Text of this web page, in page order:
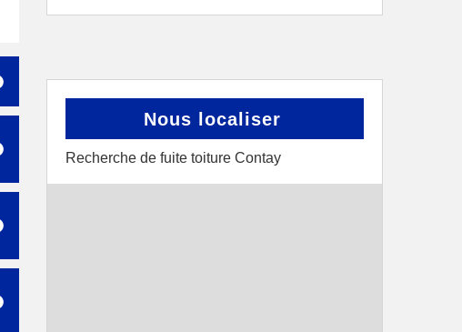
Nous localiser
Recherche de fuite toiture Contay